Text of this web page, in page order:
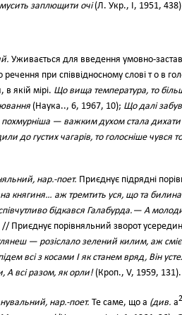
заплющити очі(Л. Укр., І, 1951,
Уживається для введення умовно-
речення при співвідносному слові т о в
в якій мірі. Що вища температура, то
(Наука.., 6, 1967, 10); Що далі
— важким духом стала дихати
до густих чагарів, то голосніше чувся
нар.-поет. Приєднує підрядні
княгиня… аж тремтить уся, що та билина
бідкався Галабурда.— А
Приєднує порівняльний зворот
— розіслало зелений килим, аж
всі з косами І як станем вряд, Він
А всі разом, як орли!(Кроп., V, 1959, 131).
нар.-поет. Те саме, що а (див. а2